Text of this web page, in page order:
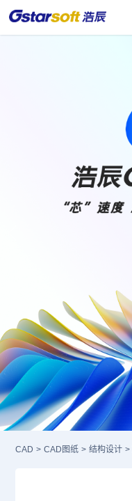
CAD > CAD图纸 > 结构设计 >